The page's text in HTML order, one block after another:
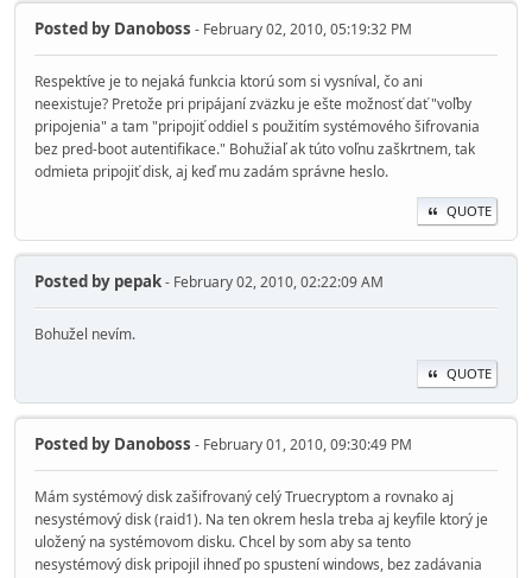
Posted by Danoboss - February 02, 2010, 05:19:32 PM
Respektíve je to nejaká funkcia ktorú som si vysníval, čo ani
neexistuje? Pretože pri pripájaní zväzku je ešte možnosť dať "voľby
pripojenia" a tam "pripojiť oddiel s použitím systémového šifrovania
bez pred-boot autentifikace." Bohužiaľ ak túto voľnu zaškrtnem, tak
odmieta pripojiť disk, aj keď mu zadám správne heslo.
QUOTE
Posted by pepak- February 02, 2010, 02:22:09 AM
Bohužel nevím.
QUOTE
Posted by Danoboss - February 01, 2010, 09:30:49 PM
Mám systémový disk zašifrovaný celý Truecryptom a rovnako aj
nesystémový disk (raid1). Na ten okrem hesla treba aj keyfile ktorý je
uložený na systémovom disku. Chcel by som aby sa tento
nesystémový disk pripojil ihneď po spustení windows, bez zadávania